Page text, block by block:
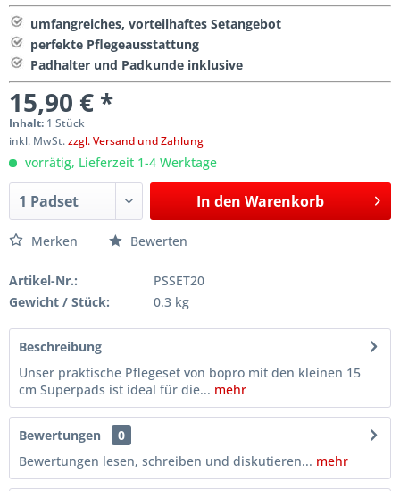
umfangreiches, vorteilhaftes Setangebot
perfekte Pflegeausstattung
Padhalter und Padkunde inklusive
15,90 € *
Inhalt: 1 Stück
inkl. MwSt.zzgl. Versand und Zahlung
vorrätig, Lieferzeit 1-4 Werktage
In den Warenkorb
Merken Bewerten
Artikel-Nr.:
PSSET20
Gewicht / Stück:
0.3 kg
Beschreibung
Unser praktische Pflegeset von bopro mit den kleinen 15
cm Superpads ist ideal für die... mehr
Bewertungen
0
Bewertungen lesen, schreiben und diskutieren... mehr